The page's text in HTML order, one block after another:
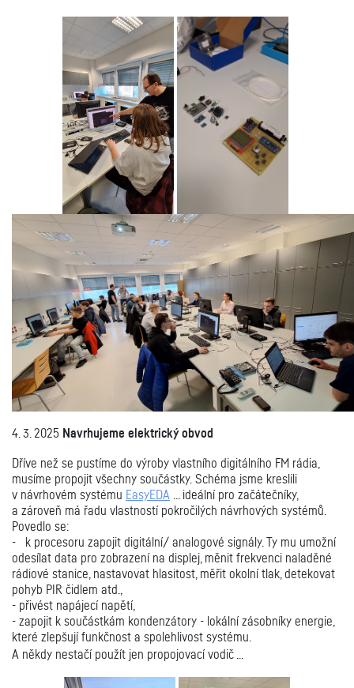
4. 3. 2025 Navrhujeme elektrický obvod
Dříve než se pustíme do výroby vlastního digitálního FM rádia,
musíme propojit všechny součástky. Schéma jsme kreslili
v návrhovém systému EasyEDA ... ideální pro začátečníky,
a zároveň má řadu vlastností pokročilých návrhových systémů.
Povedlo se:
-
k procesoru zapojit digitální/ analogové signály. Ty mu umožní
odesílat data pro zobrazení na displej, měnit frekvenci naladěné
rádiové stanice, nastavovat hlasitost, měřit okolní tlak, detekovat
pohyb PIR čidlem atd.,
- přivést napájecí napětí,
- zapojit k součástkám kondenzátory - lokální zásobníky energie,
které zlepšují funkčnost a spolehlivost systému.
A někdy nestačí použít jen propojovací vodič ...